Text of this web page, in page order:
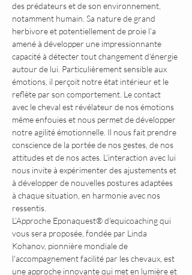
des prédateurs et de son environnement,
notamment humain. Sa nature de grand
herbivore et potentiellement de proie l’a
amené à développer une impressionnante
capacité à détecter tout changement d’énergie
autour de lui. Particulièrement sensible aux
émotions, il perçoit notre état intérieur et le
reflète par son comportement. Le contact
avec le cheval est révélateur de nos émotions
même enfouies et nous permet de développer
notre agilité émotionnelle. Il nous fait prendre
conscience de la portée de nos gestes, de nos
attitudes et de nos actes. L’interaction avec lui
nous invite à expérimenter des ajustements et
à développer de nouvelles postures adaptées
à chaque situation, en harmonie avec nos
ressentis.
L’Approche Eponaquest® d'equicoaching qui
vous sera proposée, fondée par Linda
Kohanov, pionnière mondiale de
l'accompagnement facilité par les chevaux, est
une approche innovante qui met en lumière et